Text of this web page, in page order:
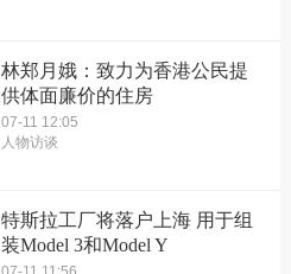
林郑月娥：致力为香港公民提
供体面廉价的住房
07-11 12:05
人物访谈
特斯拉工厂将落户上海 用于组
装Model 3和Model Y